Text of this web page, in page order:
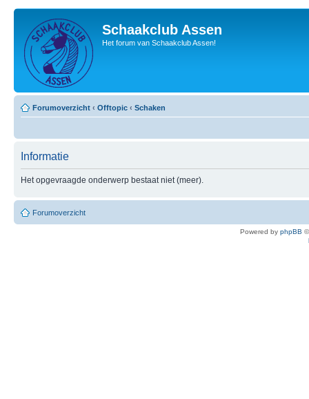
Schaakclub Assen
Het forum van Schaakclub Assen!
Forumoverzicht ‹ Offtopic ‹ Schaken
Informatie
Het opgevraagde onderwerp bestaat niet (meer).
Forumoverzicht
Powered by phpBB